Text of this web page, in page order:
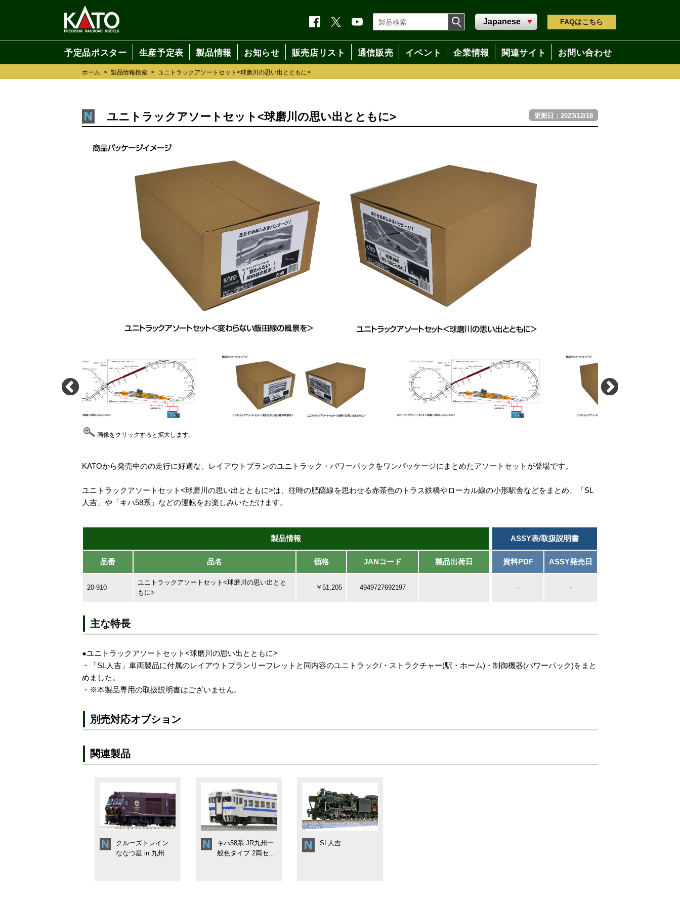
FAQはこちら
予定品ポスター 生産予定表 製品情報 お知らせ 販売店リスト 通信販売 イベント 企業情報 関連サイト お問い合わせ
ホーム > 製品情報検索 > ユニトラックアソートセット<球磨川の思い出とともに>
ユニトラックアソートセット<球磨川の思い出とともに> 更新日：2023/12/18
画像をクリックすると拡大します。
KATOから発売中のの走行に好適な、レイアウトプランのユニトラック・パワーパックをワンパッケージにまとめたアソートセットが登場です。
ユニトラックアソートセット<球磨川の思い出とともに>は、往時の肥薩線を思わせる赤茶色のトラス鉄橋やローカル線の小形駅舎などをまとめ、「SL
人吉」や「キハ58系」などの運転をお楽しみいただけます。
製品情報 ASSY表/取扱説明書
品番 品名 価格 JANコード 製品出荷日 資料PDF ASSY発売日
20-910
ユニトラックアソートセット<球磨川の思い出とと
もに>
￥51,205 4949727692197 - -
主な特長
●ユニトラックアソートセット<球磨川の思い出とともに>
・「SL人吉」車両製品に付属のレイアウトプランリーフレットと同内容のユニトラック/・ストラクチャー(駅・ホーム)・制御機器(パワーパック)をまと
めました。
・※本製品専用の取扱説明書はございません。
別売対応オプション
関連製品
クルーズトレイン
ななつ星 in 九州
キハ58系 JR九州一
般色タイプ 2両セ...
SL人吉